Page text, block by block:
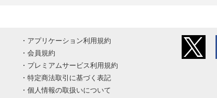
アプリケーション利用規約
会員規約
プレミアムサービス利用規約
特定商法取引に基づく表記
個人情報の取扱いについて